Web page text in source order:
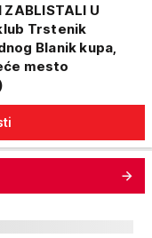
ZABLISTALI U
Trstenik
Blanik kupa,
mesto